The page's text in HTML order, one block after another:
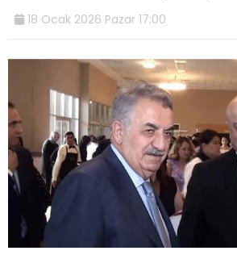
18 Ocak 2026 Pazar 17:00